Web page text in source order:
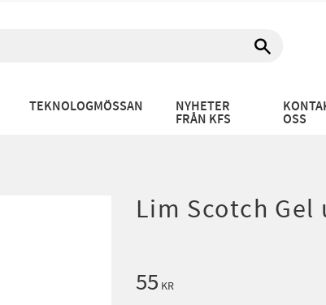
TEKNOLOGMÖSSAN NYHETER
FRÅN KFS OSS
Lim Scotch
55 KR